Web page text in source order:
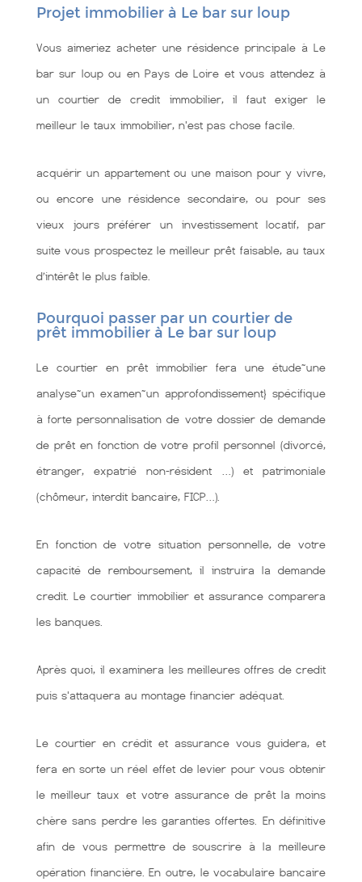
Projet immobilier à Le bar sur loup
Vous aimeriez acheter une résidence principale à Le
bar sur loup ou en Pays de Loire et vous attendez à
un courtier de credit immobilier, il faut exiger le
meilleur le taux immobilier, n'est pas chose facile.
acquérir un appartement ou une maison pour y vivre,
ou encore une résidence secondaire, ou pour ses
vieux jours préférer un investissement locatif, par
suite vous prospectez le meilleur prêt faisable, au taux
d’intérêt le plus faible.
Pourquoi passer par un courtier de
prêt immobilier à Le bar sur loup
Le courtier en prêt immobilier fera une étude~une
analyse~un examen~un approfondissement} spécifique
à forte personnalisation de votre dossier de demande
de prêt en fonction de votre profil personnel (divorcé,
étranger, expatrié non-résident …) et patrimoniale
(chômeur, interdit bancaire, FICP…).
En fonction de votre situation personnelle, de votre
capacité de remboursement, il instruira la demande
credit. Le courtier immobilier et assurance comparera
les banques.
Après quoi, il examinera les meilleures offres de credit
puis s'attaquera au montage financier adéquat.
Le courtier en crédit et assurance vous guidera, et
fera en sorte un réel effet de levier pour vous obtenir
le meilleur taux et votre assurance de prêt la moins
chère sans perdre les garanties offertes. En définitive
afin de vous permettre de souscrire à la meilleure
opération financière. En outre, le vocabulaire bancaire